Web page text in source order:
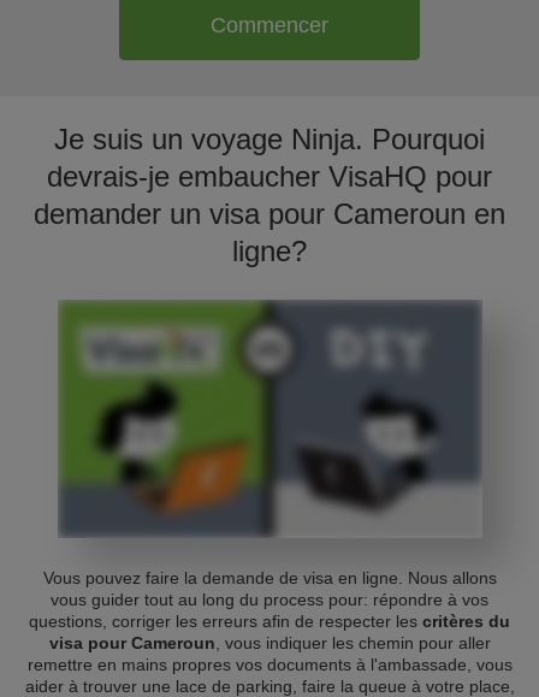
Commencer
Je suis un voyage Ninja. Pourquoi
devrais-je embaucher VisaHQ pour
demander un visa pour Cameroun en
ligne?
Vous pouvez faire la demande de visa en ligne. Nous allons
vous guider tout au long du process pour: répondre à vos
questions, corriger les erreurs afin de respecter les critères du
visa pour Cameroun , vous indiquer les chemin pour aller
remettre en mains propres vos documents à l'ambassade, vous
aider à trouver une lace de parking, faire la queue à votre place,